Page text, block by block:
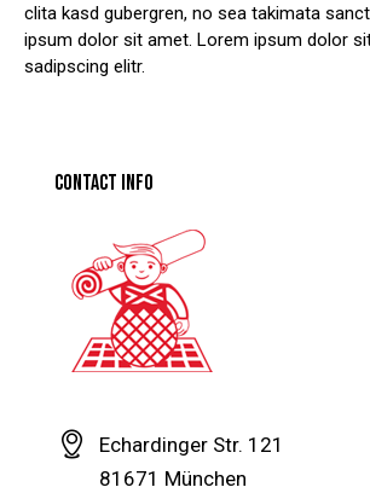
clita kasd gubergren, no sea takimata
ipsum dolor sit amet. Lorem ipsum dolor
sadipscing elitr.
CONTACT INFO
Echardinger Str. 121
81671 München